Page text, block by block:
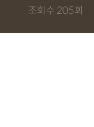
조회수 205회